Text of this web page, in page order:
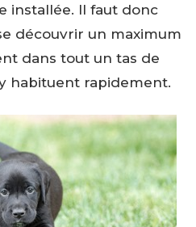
installée. Il faut donc
découvrir un maximum
dans tout un tas de
habituent rapidement.